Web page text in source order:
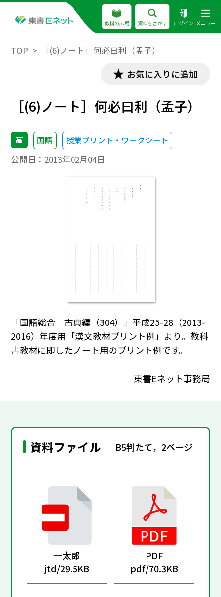
教科の広場 資料をさがす ログイン メニュー
TOP ［(6)ノート］何必曰利（孟子）
お気に入りに追加
［(6)ノート］何必曰利（孟子）
高 国語 授業プリント・ワークシート
公開日： 2013年02月04日
「国語総合 古典編（304）」平成25-28（2013-
2016）年度用「漢文教材プリント例」より。教科
書教材に即したノート用のプリント例です。
東書Eネット事務局
資料ファイル B5判たて，2ページ
一太郎
jtd/29.5KB
PDF
pdf/70.3KB